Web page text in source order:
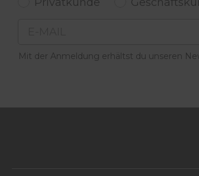
Mit der Anmeldung erhältst du unseren